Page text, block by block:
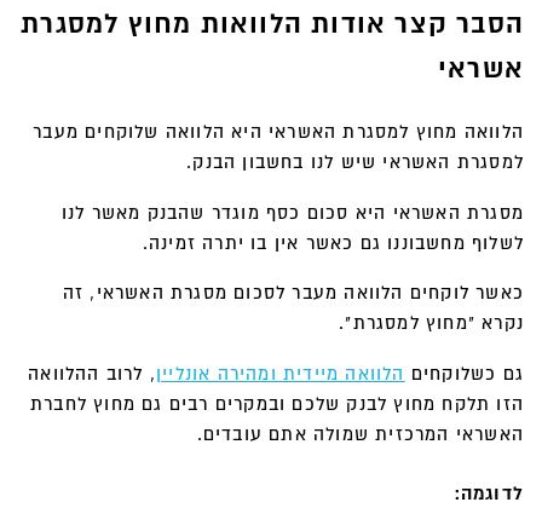
הסבר קצר אודות הלוואות מחוץ למסגרת
אשראי
הלוואה מחוץ למסגרת האשראי היא הלוואה שלוקחים מעבר
למסגרת האשראי שיש לנו בחשבון הבנק.
מסגרת האשראי היא סכום כסף מוגדר שהבנק מאשר לנו
לשלוף מחשבוננו גם כאשר אין בו יתרה זמינה.
כאשר לוקחים הלוואה מעבר לסכום מסגרת האשראי, זה
נקרא "מחוץ למסגרת".
גם כשלוקחים הלוואה מיידית ומהירה אונליין, לרוב ההלוואה
הזו תלקח מחוץ לבנק שלכם ובמקרים רבים גם מחוץ לחברת
האשראי המרכזית שמולה אתם עובדים.
לדוגמה: